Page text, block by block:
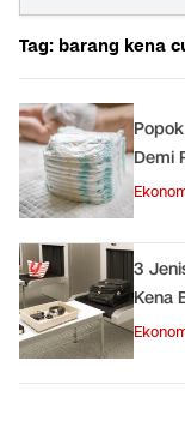
Tag: barang kena
Demi
3
Kena